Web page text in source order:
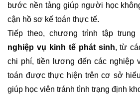
bước nền tảng giúp người học
cận hồ sơ kế toán thực tế.
Tiếp theo, chương trình tập trung
nghiệp vụ kinh tế phát sinh, từ
chi phí, tiền lương đến các nghiệp
toán được thực hiện trên cơ sở
giúp học viên tránh tình trạng định